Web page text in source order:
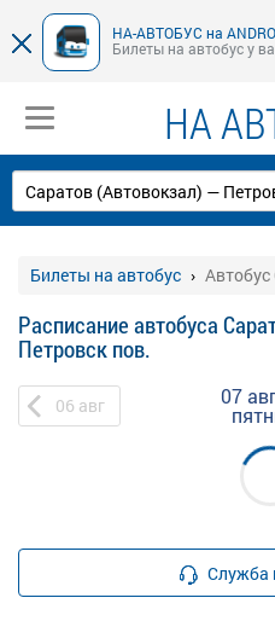
НА-АВТОБУС на
Билеты на автобус у
НА
Билеты на автобус
Расписание автобуса
Петровск пов.
06 авг 07
Служба